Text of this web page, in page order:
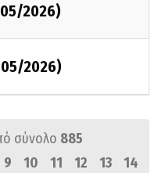
2026)
2026)
σύνολο 885
9 10 11 12 13
14